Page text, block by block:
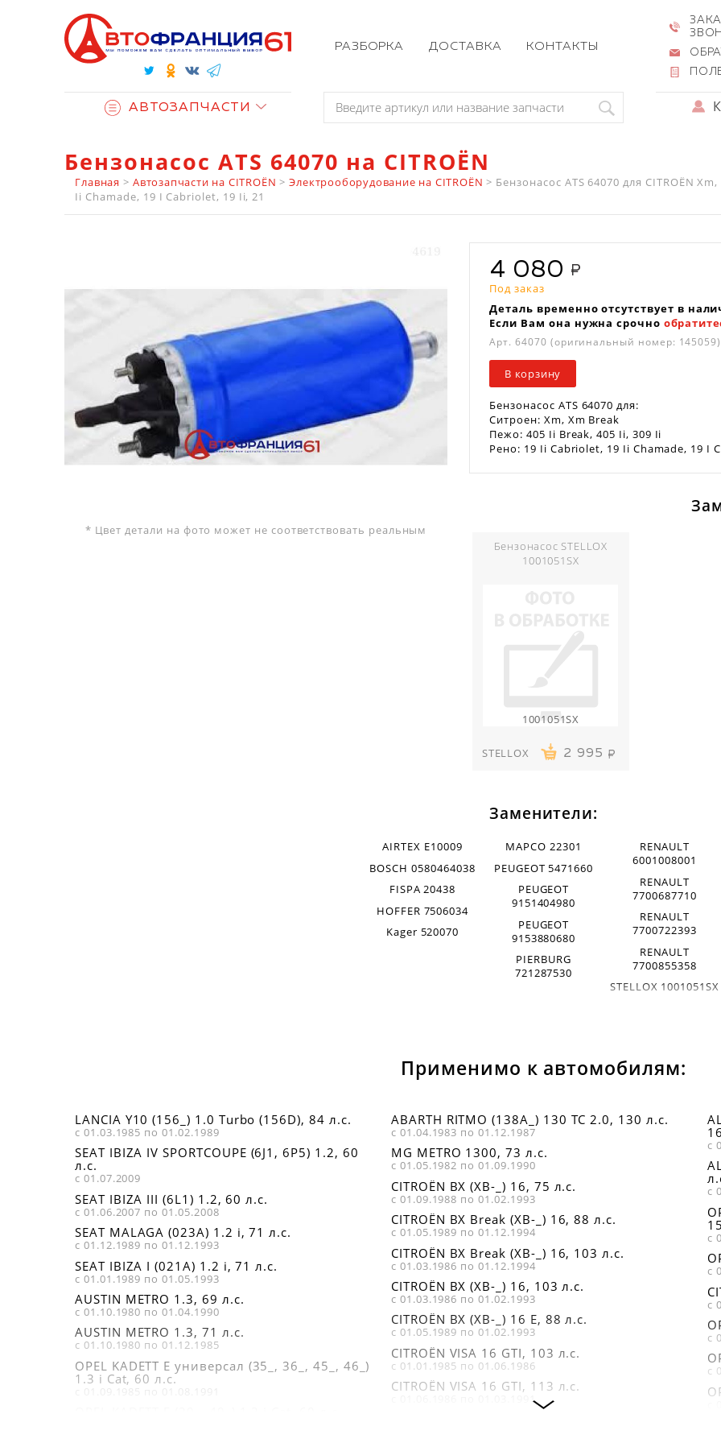
РАЗБОРКА ДОСТАВКА КОНТАКТЫ
АВТОЗАПЧАСТИ
Бензонасос ATS 64070 на CITROËN
Главная > Автозапчасти на CITROËN >Электрооборудование на CITROËN > Бензонасос ATS 64070 для CITROËN
Ii Chamade, 19 I Cabriolet, 19 Ii, 21
* Цвет детали на фото может не соответствовать реальным
4 080
Под заказ
Деталь временно отсутствует в
Если Вам она нужна срочно
Арт.64070 (оригинальный номер: 145059)
В корзину
Бензонасос ATS 64070 для:
Ситроен: Xm, Xm Break
Пежо: 405 Ii Break, 405 Ii, 309 Ii
Рено: 19 Ii Cabriolet, 19 Ii Chamade, 19 I
Бензонасос STELLOX
1001051SX
1001051SX
STELLOX 2 995
Заменители:
AIRTEX E10009
BOSCH 0580464038
FISPA 20438
HOFFER 7506034
Kager 520070
MAPCO 22301
PEUGEOT 5471660
PEUGEOT
9151404980
PEUGEOT
9153880680
PIERBURG
721287530
RENAULT
6001008001
RENAULT
7700687710
RENAULT
7700722393
RENAULT
7700855358
STELLOX 1001051SX
Применимо к автомобилям:
LANCIA Y10 (156_) 1.0 Turbo (156D), 84 л.с.
с 01.03.1985 по 01.02.1989
SEAT IBIZA IV SPORTCOUPE (6J1, 6P5) 1.2, 60
л.с.
с 01.07.2009
SEAT IBIZA III (6L1) 1.2, 60 л.с.
с 01.06.2007 по 01.05.2008
SEAT MALAGA (023A) 1.2 i, 71 л.с.
с 01.12.1989 по 01.12.1993
SEAT IBIZA I (021A) 1.2 i, 71 л.с.
с 01.01.1989 по 01.05.1993
AUSTIN METRO 1.3, 69 л.с.
с 01.10.1980 по 01.04.1990
AUSTIN METRO 1.3, 71 л.с.
с 01.10.1980 по 01.12.1985
OPEL KADETT E универсал (35_, 36_, 45_, 46_)
1.3 i Cat, 60 л.с.
ABARTH RITMO (138A_) 130 TC 2.0, 130 л.с.
с 01.04.1983 по 01.12.1987
MG METRO 1300, 73 л.с.
с 01.05.1982 по 01.09.1990
CITROËN BX (XB-_) 16, 75 л.с.
с 01.09.1988 по 01.02.1993
CITROËN BX Break (XB-_) 16, 88 л.с.
с 01.05.1989 по 01.12.1994
CITROËN BX Break (XB-_) 16, 103 л.с.
с 01.03.1986 по 01.12.1994
CITROËN BX (XB-_) 16, 103 л.с.
с 01.03.1986 по 01.02.1993
CITROËN BX (XB-_) 16 E, 88 л.с.
с 01.05.1989 по 01.02.1993
CITROËN VISA 16 GTI, 103 л.с.
с 01.01.1985 по 01.06.1986
CITROËN VISA 16 GTI, 113 л.с.
с 01.06.1986 по 01.03.1991
с
с
с
с
с
с
с